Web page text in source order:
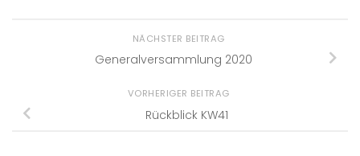
NÄCHSTER BEITRAG
Generalversammlung 2020
VORHERIGER BEITRAG
Rückblick KW41